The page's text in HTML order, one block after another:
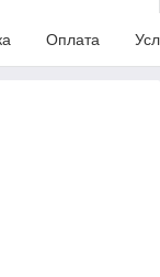
Оплата